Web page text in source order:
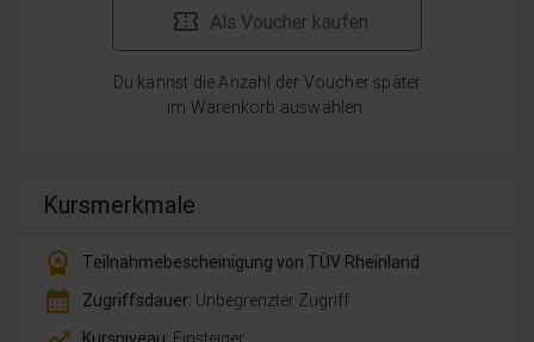
Als Voucher kaufen
Du kannst die Anzahl der Voucher später
im Warenkorb auswählen.
Kursmerkmale
workspace_premium
Teilnahmebescheinigung von TÜV Rheinland
calendar_month Zugriffsdauer: Unbegrenzter Zugriff